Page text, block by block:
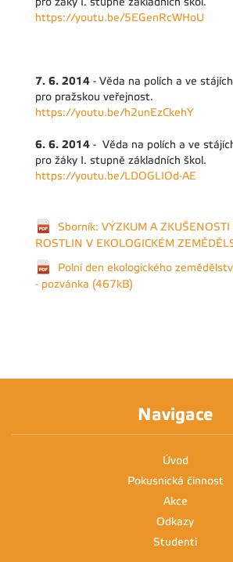
https://youtu.be/5EGenRcWHoU
7. 6. 2014 - Věda na polích a ve
pro pražskou veřejnost.
https://youtu.be/h2unEzCkehY
6. 6. 2014 - Věda na polích a ve
pro žáky I. stupně základních škol.
https://youtu.be/LDOGLIOd-AE
Sborník: VÝZKUM A ZKUŠENOSTI
ROSTLIN V EKOLOGICKÉM
Polní den ekologického
- pozvánka (467kB)
Navigace
Úvod
Pokusnická činnost
Akce
Odkazy
Studenti